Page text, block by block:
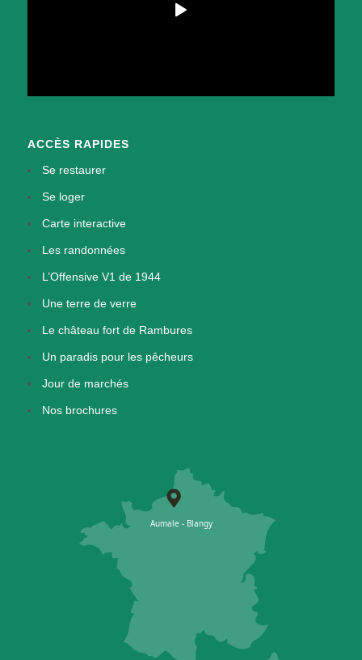
ACCÈS RAPIDES
Se restaurer
Se loger
Carte interactive
Les randonnées
L’Offensive V1 de 1944
Une terre de verre
Le château fort de Rambures
Un paradis pour les pêcheurs
Jour de marchés
Nos brochures